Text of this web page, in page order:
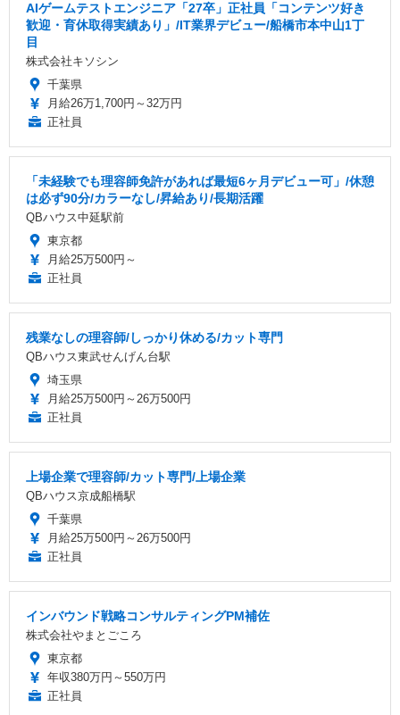
AIゲームテストエンジニア「27卒」正社員「コンテンツ好き
歓迎・育休取得実績あり」/IT業界デビュー/船橋市本中山1丁
目
株式会社キソシン
千葉県
月給26万1,700円～32万円
正社員
「未経験でも理容師免許があれば最短6ヶ月デビュー可」/休憩
は必ず90分/カラーなし/昇給あり/長期活躍
QBハウス中延駅前
東京都
月給25万500円～
正社員
残業なしの理容師/しっかり休める/カット専門
QBハウス東武せんげん台駅
埼玉県
月給25万500円～26万500円
正社員
上場企業で理容師/カット専門/上場企業
QBハウス京成船橋駅
千葉県
月給25万500円～26万500円
正社員
インバウンド戦略コンサルティングPM補佐
株式会社やまとごころ
東京都
年収380万円～550万円
正社員